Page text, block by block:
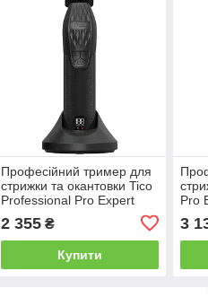
Професійний тример для
стрижки та окантовки Tico
Professional Pro Expert
2 355₴
Купити
Pro
3